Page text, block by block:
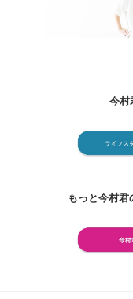
今村
もっと今村君